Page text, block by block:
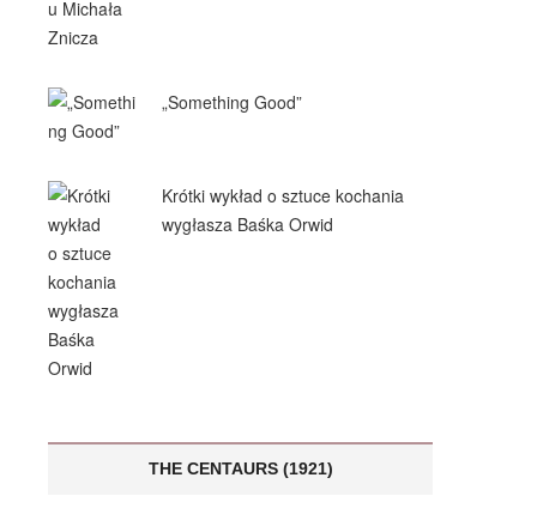
„Something Good”
Krótki wykład o sztuce kochania
wygłasza Baśka Orwid
THE CENTAURS (1921)